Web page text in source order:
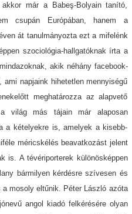
már a Babeş-Bolyain tanító,
csupán Európában, hanem a
át tanulmányozta ezt a mifelénk
szociológia-hallgatóknak írta a
akik néhány facebook-
napjaink hihetetlen mennyiségű
meghatározza az alapvető
világ más tájain már alaposan
a kételyekre is, amelyek a kisebb-
méricskélés beavatkozást jelent
is. A tévériporterek különösképpen
bármilyen kérdésre szívesen és
mosoly eltűnik. Péter László azóta
angol kiadó felkérésére olyan